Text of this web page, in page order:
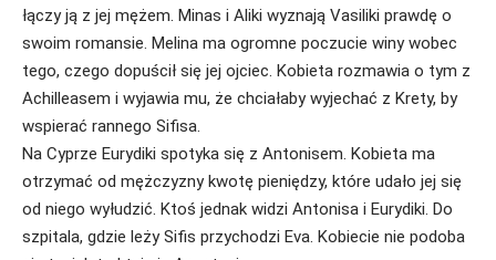
łączy ją z jej mężem. Minas i Aliki wyznają Vasiliki prawdę o
swoim romansie. Melina ma ogromne poczucie winy wobec
tego, czego dopuścił się jej ojciec. Kobieta rozmawia o tym z
Achilleasem i wyjawia mu, że chciałaby wyjechać z Krety, by
wspierać rannego Sifisa.
Na Cyprze Eurydiki spotyka się z Antonisem. Kobieta ma
otrzymać od mężczyzny kwotę pieniędzy, które udało jej się
od niego wyłudzić. Ktoś jednak widzi Antonisa i Eurydiki. Do
szpitala, gdzie leży Sifis przychodzi Eva. Kobiecie nie podoba